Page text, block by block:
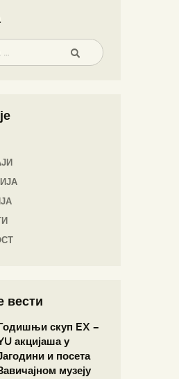
вести
скуп EX –
акцијаша у
и посета
музеју